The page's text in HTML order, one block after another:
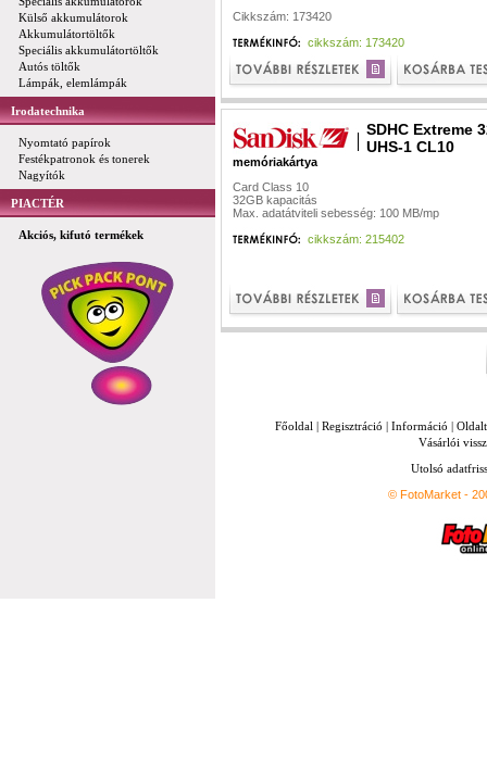
Külső akkumulátorok
Akkumulátortöltők
Speciális akkumulátortöltők
Autós töltők
Lámpák, elemlámpák
Irodatechnika
Nyomtató papírok
Festékpatronok és tonerek
Nagyítók
PIACTÉR
Akciós, kifutó termékek
Cikkszám: 173420
cikkszám: 173420
SDHC Extreme
UHS-1 CL10
memóriakártya
Card Class 10
32GB kapacitás
Max. adatátviteli sebesség: 100 MB/mp
cikkszám: 215402
Főoldal | Regisztráció | Információ |
Vásárlói
Utolsó
© FotoMarket -